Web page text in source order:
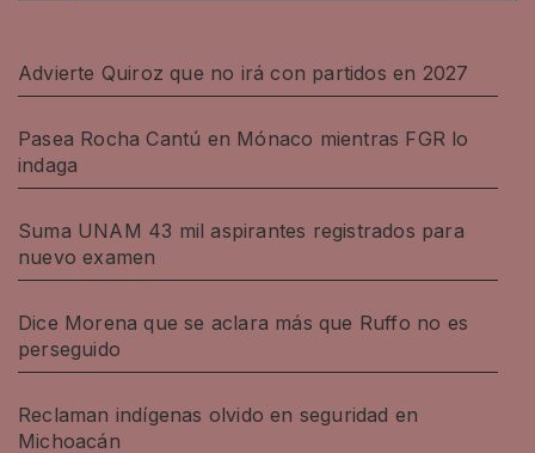
Advierte Quiroz que no irá con partidos en 2027
Pasea Rocha Cantú en Mónaco mientras FGR lo
indaga
Suma UNAM 43 mil aspirantes registrados para
nuevo examen
Dice Morena que se aclara más que Ruffo no es
perseguido
Reclaman indígenas olvido en seguridad en
Michoacán